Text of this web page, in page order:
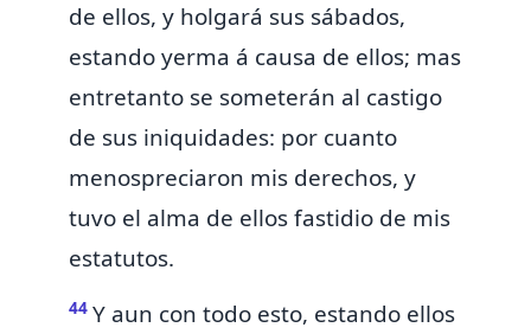
de ellos, y holgará sus sábados,
estando yerma á causa de ellos; mas
entretanto se someterán al castigo
de sus iniquidades: por cuanto
menospreciaron mis derechos, y
tuvo el alma de ellos fastidio de mis
estatutos.
44 Y aun con todo esto, estando ellos